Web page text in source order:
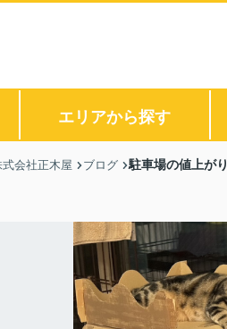
エリアから探す
式会社正木屋 ブログ 駐車場の値上がり